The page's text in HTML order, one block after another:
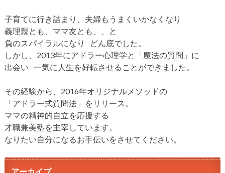
子育てに行き詰まり、夫婦もうまくいかなくなり
義理親とも、ママ友とも、、と
負のスパイラルになり どん底でした。
しかし、2013年にアドラー心理学と「魔法の質問」に
出会い 一気に人生を好転させることができました。
その経験から、2016年オリジナルメソッドの
「アドラー式質問法」をリリース。
ママの精神的自立を応援する
才職兼美塾を主宰しています。
なりたい自分になるお手伝いをさせてください。
アーカイブ